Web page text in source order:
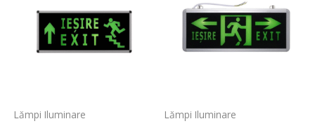
Lămpi Iluminare Lămpi Iluminare